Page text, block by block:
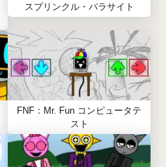
スプリンクル・パラサイト
FNF：Mr. Fun コンピュータテ
スト